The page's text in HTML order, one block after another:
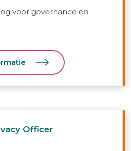
voor governance en
Officer